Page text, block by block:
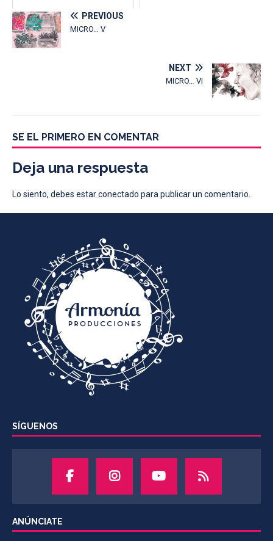
PREVIOUS
MICRO… V
NEXT
MICRO… VI
SE EL PRIMERO EN COMENTAR
Deja una respuesta
Lo siento, debes estarconectado para publicar un comentario.
SÍGUENOS
ANÚNCIATE